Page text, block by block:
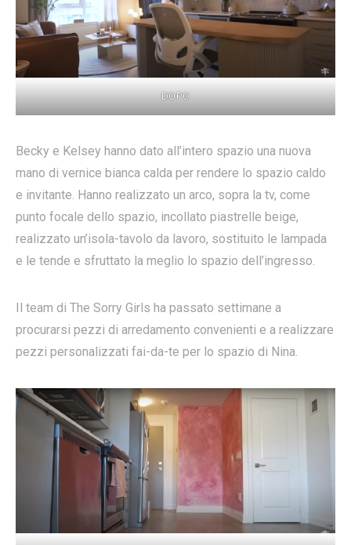
DOPO
Becky e Kelsey hanno dato all’intero spazio una nuova
mano di vernice bianca calda per rendere lo spazio caldo
e invitante. Hanno realizzato un arco, sopra la tv, come
punto focale dello spazio, incollato piastrelle beige,
realizzato un’isola-tavolo da lavoro, sostituito le lampada
e le tende e sfruttato la meglio lo spazio dell’ingresso.
Il team di The Sorry Girls ha passato settimane a
procurarsi pezzi di arredamento convenienti e a realizzare
pezzi personalizzati fai-da-te per lo spazio di Nina.